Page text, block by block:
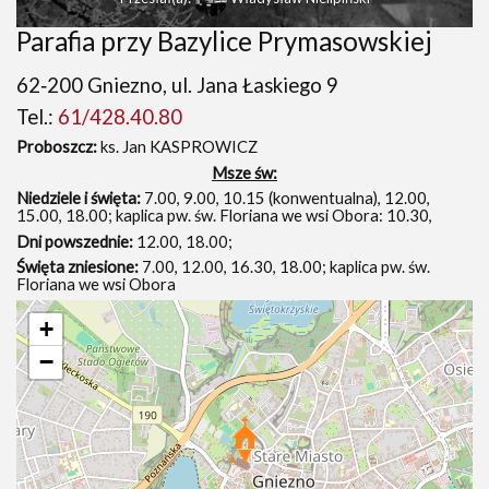
Parafia przy Bazylice Prymasowskiej
62‑200 Gniezno, ul. Jana Łaskiego 9
Tel.: 61/428.40.80
Proboszcz:ks. Jan KASPROWICZ
Msze św:
Niedziele i święta: 7.00, 9.00, 10.15 (konwentualna), 12.00,
15.00, 18.00; kaplica pw. św. Floriana we wsi Obora: 10.30,
Dni powszednie: 12.00, 18.00;
Święta zniesione: 7.00, 12.00, 16.30, 18.00; kaplica pw. św.
Floriana we wsi Obora
+
−